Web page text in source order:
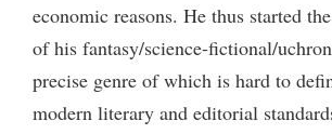
economic reasons. He thus started
of his fantasy/science-fictional/
precise genre of which is hard to
modern literary and editorial